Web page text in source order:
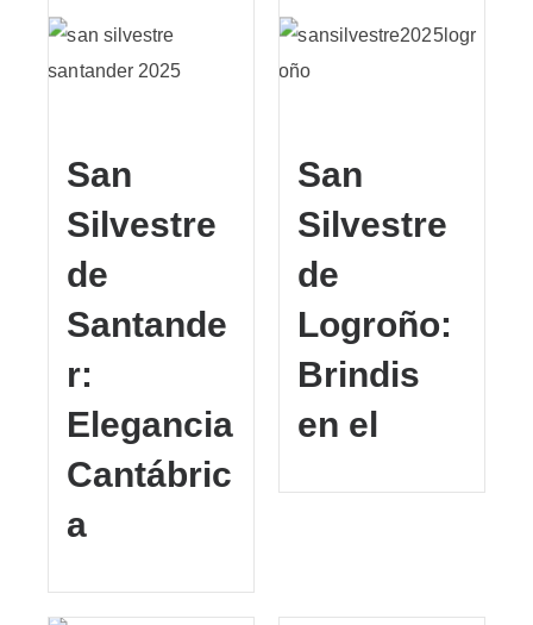
San
Silvestre
de
Santande
r:
Elegancia
Cantábric
a
San
Silvestre
de
Logroño:
Brindis
en el